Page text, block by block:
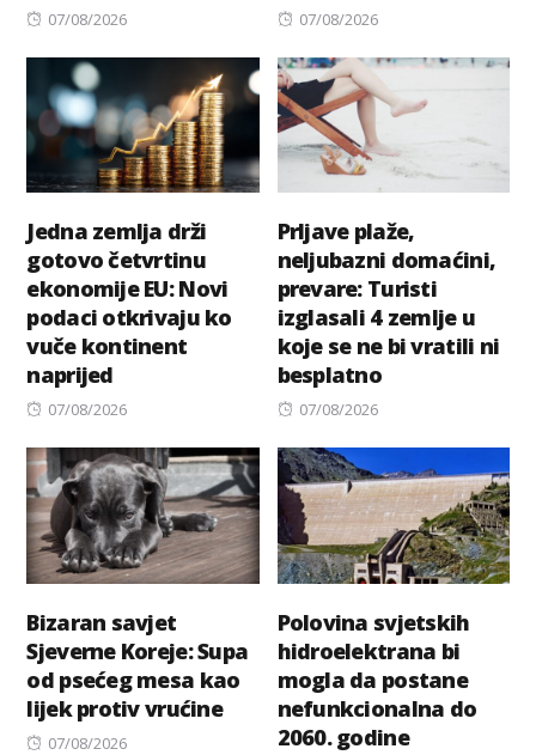
Posted
07/08/2026
Posted
07/08/2026
Jedna zemlja drži
gotovo četvrtinu
ekonomije EU: Novi
podaci otkrivaju ko
vuče kontinent
naprijed
Posted
07/08/2026
Prljave plaže,
neljubazni domaćini,
prevare: Turisti
izglasali 4 zemlje u
koje se ne bi vratili ni
besplatno
Posted
07/08/2026
Bizaran savjet
Sjeverne Koreje: Supa
od psećeg mesa kao
lijek protiv vrućine
Posted
07/08/2026
Polovina svjetskih
hidroelektrana bi
mogla da postane
nefunkcionalna do
2060. godine